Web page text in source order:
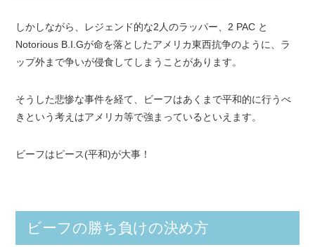
しかしながら、レジェンド的な2人のラッパー、2 PAC と
Notorious B.I.Gが命を落としたアメリカ東西抗争のように、ラ
ップ外まで争いが侵食してしまうことがあります。
そうした悲惨な事件を経て、ビーフはあくまで平和的に行うべ
きという考えはアメリカ等で強まっているといえます。
ビーフはピース(平和)が大事！
ビーフの勝ち負けの決め方